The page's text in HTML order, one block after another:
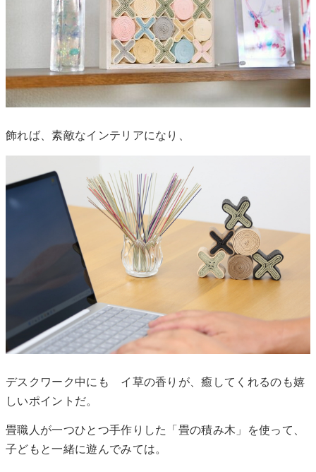
飾れば、素敵なインテリアになり、
デスクワーク中にも イ草の香りが、癒してくれるのも嬉
しいポイントだ。
畳職人が一つひとつ手作りした「畳の積み木」を使って、
子どもと一緒に遊んでみては。